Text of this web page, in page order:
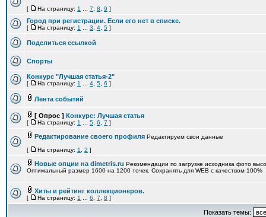
[
На страницу: 1 7 8 9 ]
Город при регистрации. Если его нет в списке.
[ На страницу: 1 3 4 5 ]
Поделиться ссылкой
Спорты
Конкурс "Лучшая статья-2"
[ На страницу: 1 4 5 6 ]
Лента событий
[ Опрос ] Конкурс: Лучшая статья
[ На страницу: 1 5 6 7 ]
Редактирование своего профиля Редактируем свои данные
[
На страницу: 1 2 ]
Новые опции на dimetris.ru Рекомендации по загрузке исходника фото
Оптимальный размер 1600 на 1200 точек. Сохранять для WEB с качеством 100%
Хиты и рейтинг коллекционеров.
[ На страницу: 1 6 7 8 ]
Показать темы: